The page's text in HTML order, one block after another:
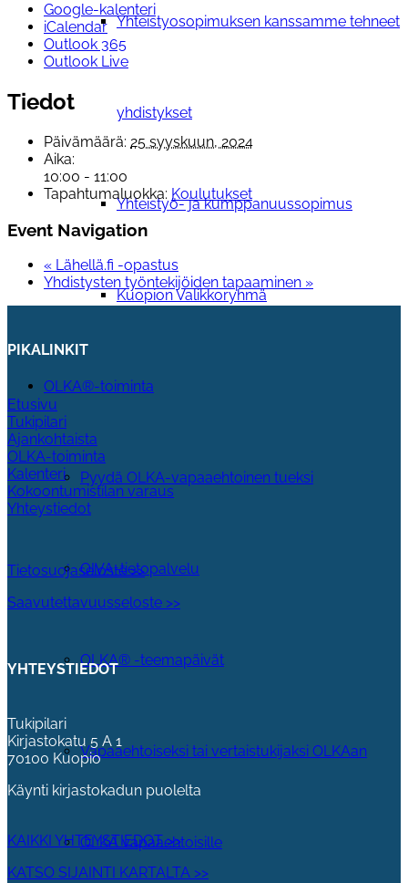
Yhteistyosopimuksen kanssamme tehneet
yhdistykset
Yhteistyö- ja kumppanuussopimus
Kuopion Valikkoryhmä
OLKA®-toiminta
Pyydä OLKA-vapaaehtoinen tueksi
OIVA-tietopalvelu
OLKA® -teemapäivät
Vapaaehtoiseksi tai vertaistukijaksi OLKAan
OLKA vapaaehtoisille
Google-kalenteri
iCalendar
Outlook 365
Outlook Live
Tiedot
Päivämäärä: 25 syyskuun, 2024
Aika:
10:00 - 11:00
Tapahtumaluokka: Koulutukset
Event Navigation
« Lähellä.fi -opastus
Yhdistysten työntekijöiden tapaaminen »
PIKALINKIT
Etusivu
Tukipilari
Ajankohtaista
OLKA-toiminta
Kalenteri
Kokoontumistilan varaus
Yhteystiedot
Tietosuojaseloste >>
Saavutettavuusseloste >>
YHTEYSTIEDOT
Tukipilari
Kirjastokatu 5 A 1
70100 Kuopio
Käynti kirjastokadun puolelta
KAIKKI YHTEYSTIEDOT >>
KATSO SIJAINTI KARTALTA >>